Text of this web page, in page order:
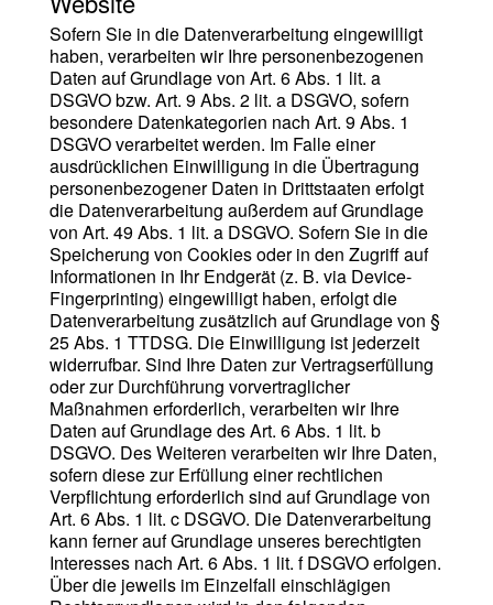
Sofern Sie in die Datenverarbeitung eingewilligt
haben, verarbeiten wir Ihre personenbezogenen
Daten auf Grundlage von Art. 6 Abs. 1 lit. a
DSGVO bzw. Art. 9 Abs. 2 lit. a DSGVO, sofern
besondere Datenkategorien nach Art. 9 Abs. 1
DSGVO verarbeitet werden. Im Falle einer
ausdrücklichen Einwilligung in die Übertragung
personenbezogener Daten in Drittstaaten erfolgt
die Datenverarbeitung außerdem auf Grundlage
von Art. 49 Abs. 1 lit. a DSGVO. Sofern Sie in die
Speicherung von Cookies oder in den Zugriff auf
Informationen in Ihr Endgerät (z. B. via Device-
Fingerprinting) eingewilligt haben, erfolgt die
Datenverarbeitung zusätzlich auf Grundlage von §
25 Abs. 1 TTDSG. Die Einwilligung ist jederzeit
widerrufbar. Sind Ihre Daten zur Vertragserfüllung
oder zur Durchführung vorvertraglicher
Maßnahmen erforderlich, verarbeiten wir Ihre
Daten auf Grundlage des Art. 6 Abs. 1 lit. b
DSGVO. Des Weiteren verarbeiten wir Ihre Daten,
sofern diese zur Erfüllung einer rechtlichen
Verpflichtung erforderlich sind auf Grundlage von
Art. 6 Abs. 1 lit. c DSGVO. Die Datenverarbeitung
kann ferner auf Grundlage unseres berechtigten
Interesses nach Art. 6 Abs. 1 lit. f DSGVO erfolgen.
Über die jeweils im Einzelfall einschlägigen